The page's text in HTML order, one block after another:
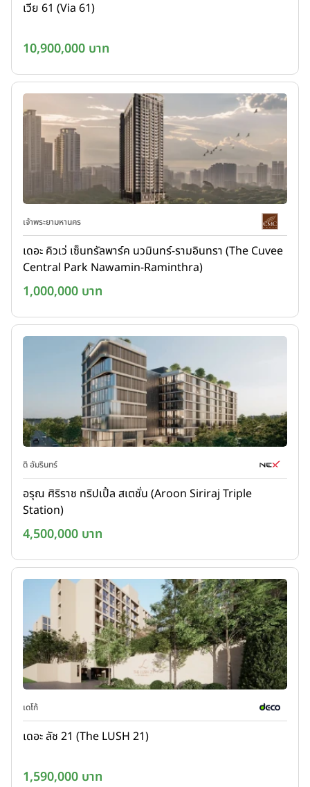
เวีย 61 (Via 61)
10,900,000 บาท
เจ้าพระยามหานคร
เดอะ คิวเว่ เซ็นทรัลพาร์ค นวมินทร์-รามอินทรา (The Cuvee
Central Park Nawamin-Raminthra)
1,000,000 บาท
ดิ อัมรินทร์
อรุณ ศิริราช ทริปเปิ้ล สเตชั่น (Aroon Siriraj Triple
Station)
4,500,000 บาท
เดโก้
เดอะ ลัช 21 (The LUSH 21)
1,590,000 บาท